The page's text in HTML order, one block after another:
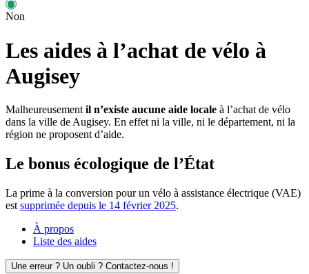
Non
Les aides à l’achat de vélo à
Augisey
Malheureusement il n’existe aucune aide locale à l’achat de vélo
dans la ville de Augisey. En effet ni la ville, ni le département, ni la
région ne proposent d’aide.
Le bonus écologique de l’État
La prime à la conversion pour un vélo à assistance électrique (VAE)
est supprimée depuis le 14 février 2025.
À propos
Liste des aides
Une erreur ? Un oubli ? Contactez-nous !